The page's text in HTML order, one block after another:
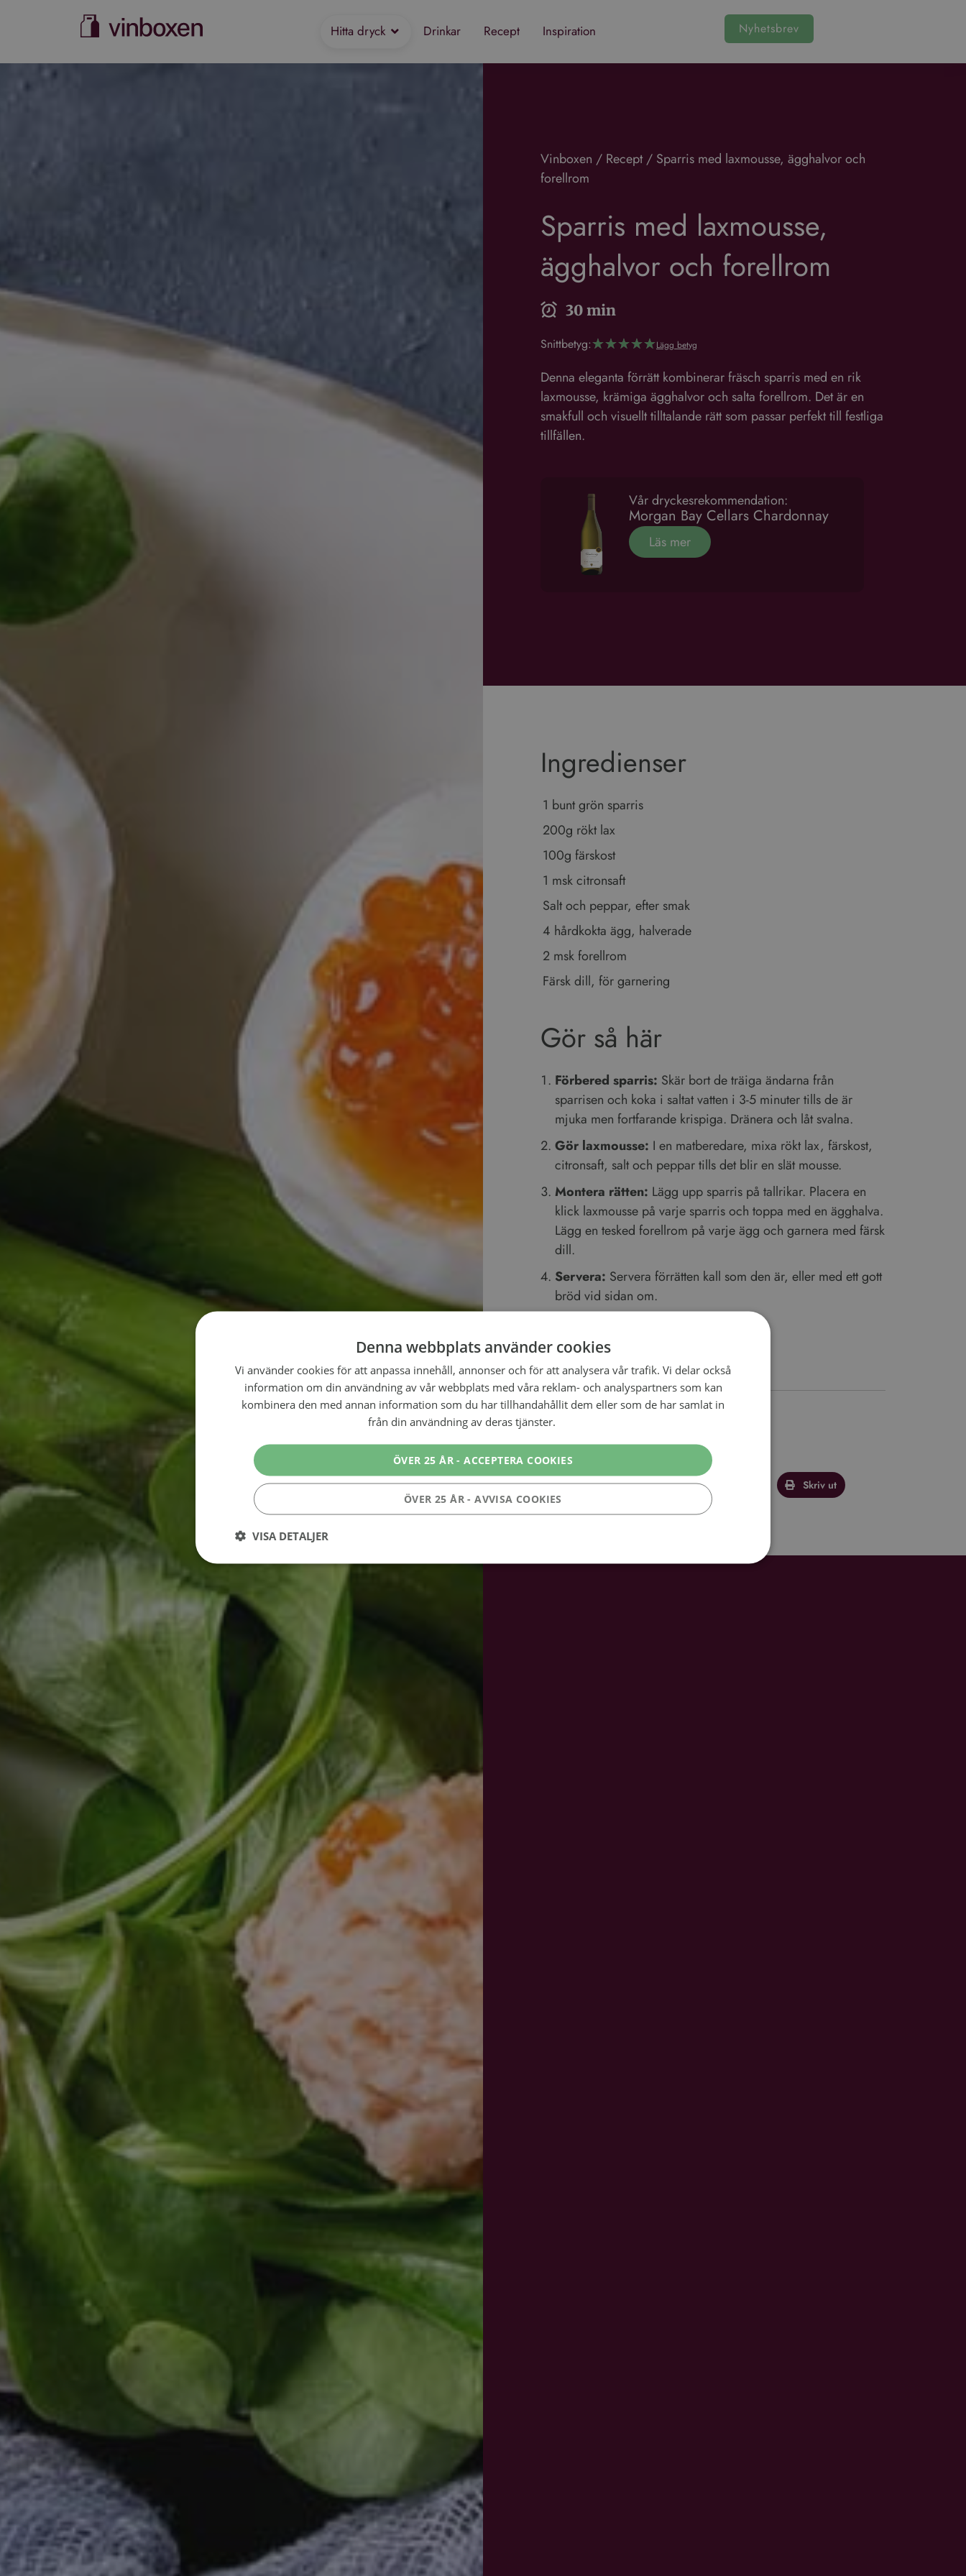
Hitta dryck Drinkar Recept Inspiration Nyhetsbrev
Vinboxen / Recept/ Sparris med laxmousse, ägghalvor och
forellrom
Sparris med laxmousse,
ägghalvor och forellrom
30 min
Snittbetyg:☆☆☆☆☆Lägg betyg
Denna eleganta förrätt kombinerar fräsch sparris med en rik
laxmousse, krämiga ägghalvor och salta forellrom. Det är en
smakfull och visuellt tilltalande rätt som passar perfekt till festliga
tillfällen.
Vår dryckesrekommendation:
Morgan Bay Cellars Chardonnay
Läs mer
Ingredienser
1 bunt grön sparris
200g rökt lax
100g färskost
1 msk citronsaft
Salt och peppar, efter smak
4 hårdkokta ägg, halverade
2 msk forellrom
Färsk dill, för garnering
Gör så här
Förbered sparris: Skär bort de träiga ändarna från
sparrisen och koka i saltat vatten i 3-5 minuter tills de är
mjuka men fortfarande krispiga. Dränera och låt svalna.
Gör laxmousse: I en matberedare, mixa rökt lax, färskost,
citronsaft, salt och peppar tills det blir en slät mousse.
Montera rätten: Lägg upp sparris på tallrikar. Placera en
klick laxmousse på varje sparris och toppa med en ägghalva.
Lägg en tesked forellrom på varje ägg och garnera med färsk
dill.
Servera: Servera förrätten kall som den är, eller med ett gott
bröd vid sidan om.
Klart!
Dela detta recept
Facebook Twitter Skriv ut
Denna webbplats använder cookies
Vi använder cookies för att anpassa innehåll, annonser och för att analysera vår trafik. Vi delar också
information om din användning av vår webbplats med våra reklam- och analyspartners som kan
kombinera den med annan information som du har tillhandahållit dem eller som de har samlat in
från din användning av deras tjänster.
ÖVER 25 ÅR - ACCEPTERA COOKIES
ÖVER 25 ÅR - AVVISA COOKIES
VISA DETALJER
Performance-cookies används för att se hur besökare använder webbplatsen, t.ex. analytiska kakor. Dessa cookies kan inte
användas för att direkt identifiera en viss besökare.
_ga_VG1CWVH2Y3
Google LLC
webbplatsanalysrapporterna.
Google Integritetspolicy